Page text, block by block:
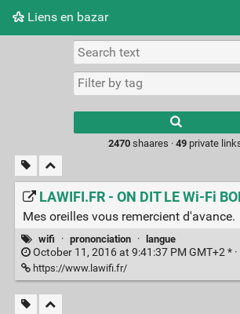
Liens en bazar
Picture wall
2470 shaares ·49 private
LAWIFI.FR - ON DIT LE Wi-Fi
Mes oreilles vous remercient d'avance.
wifi · prononciation · langue
October 11, 2016 at 9:41:37 PM GMT+2 * ·
https://www.lawifi.fr/